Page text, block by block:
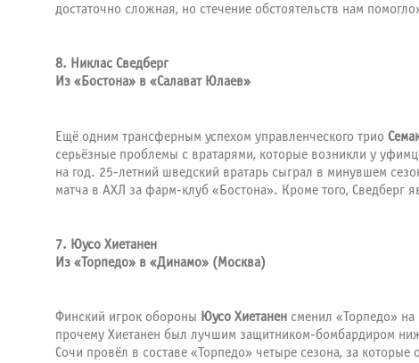
достаточно сложная, но стечение обстоятельств нам
8. Никлас Сведберг
Из «Бостона» в «Салават Юлаев»
Ещё одним трансферным успехом управленческого трио
серьёзные проблемы с вратарями, которые возникли у
на год. 25-летний шведский вратарь сыграл в минувшем
матча в АХЛ за фарм-клуб «Бостона». Кроме того, Сведберг
7. Юусо Хиетанен
Из «Торпедо» в «Динамо» (Москва)
Финский игрок обороны Юусо Хиетанен сменил «Торпедо»
прочему Хиетанен был лучшим защитником-бомбардиром
Сочи провёл в составе «Торпедо» четыре сезона, за